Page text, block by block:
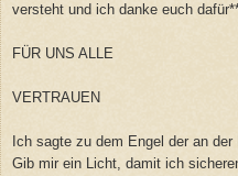
versteht und ich danke euch
FÜR UNS ALLE
VERTRAUEN
Ich sagte zu dem Engel der an
Gib mir ein Licht, damit ich